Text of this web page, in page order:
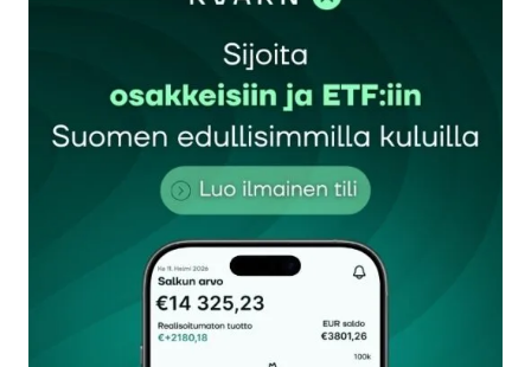
Sähköpostiosoitettasi ei julkaista.Pakolliset
kentät on merkitty*
Kommentti*